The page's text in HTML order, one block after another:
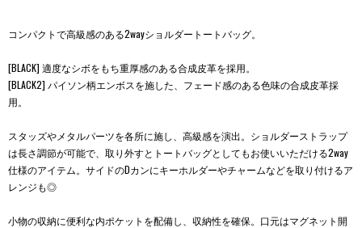
コンパクトで高級感のある2wayショルダートートバッグ。
[BLACK] 適度なシボをもち重厚感のある合成皮革を採用。
[BLACK2] パイソン柄エンボスを施した、フェード感のある色味の合成皮革採
用。
スタッズやメタルパーツを各所に施し、高級感を演出。ショルダーストラップ
は長さ調節が可能で、取り外すとトートバッグとしてもお使いいただける2way
仕様のアイテム。サイドのDカンにキーホルダーやチャームなどを取り付けるア
レンジも◎
小物の収納に便利な内ポケットを配備し、収納性を確保。口元はマグネット開